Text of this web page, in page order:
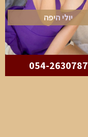
יולי היפה
054-2630787